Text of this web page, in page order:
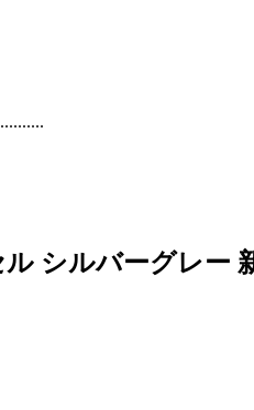
シルバーグレー